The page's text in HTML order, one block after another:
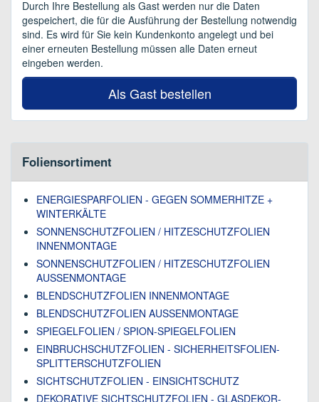
Durch Ihre Bestellung als Gast werden nur die Daten
gespeichert, die für die Ausführung der Bestellung notwendig
sind. Es wird für Sie kein Kundenkonto angelegt und bei
einer erneuten Bestellung müssen alle Daten erneut
eingeben werden.
Als Gast bestellen
Foliensortiment
ENERGIESPARFOLIEN - GEGEN SOMMERHITZE +
WINTERKÄLTE
SONNENSCHUTZFOLIEN / HITZESCHUTZFOLIEN
INNENMONTAGE
SONNENSCHUTZFOLIEN / HITZESCHUTZFOLIEN
AUSSENMONTAGE
BLENDSCHUTZFOLIEN INNENMONTAGE
BLENDSCHUTZFOLIEN AUSSENMONTAGE
SPIEGELFOLIEN / SPION-SPIEGELFOLIEN
EINBRUCHSCHUTZFOLIEN - SICHERHEITSFOLIEN-
SPLITTERSCHUTZFOLIEN
SICHTSCHUTZFOLIEN - EINSICHTSCHUTZ
DEKORATIVE SICHTSCHUTZFOLIEN - GLASDEKOR-